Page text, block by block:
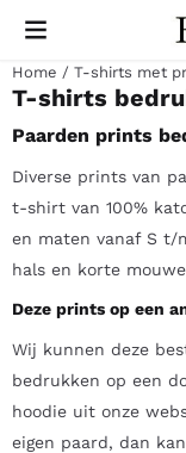
Cookievoorkeuren
Home / T-shirts met
T-shirts
Paarden prints
Diverse prints van
t-shirt van 100%
en maten vanaf S t/
hals en korte
Deze prints op een
Wij kunnen deze
bedrukken op een
hoodie uit onze
eigen paard, dan